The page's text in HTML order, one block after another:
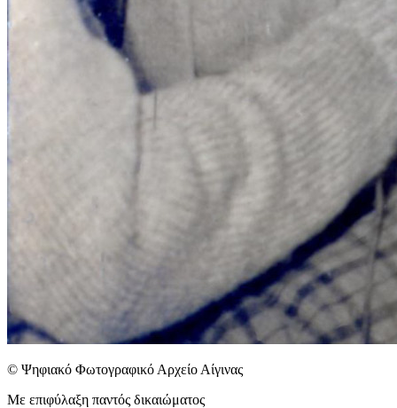
© Ψηφιακό Φωτογραφικό Αρχείο Αίγινας
Με επιφύλαξη παντός δικαιώματος